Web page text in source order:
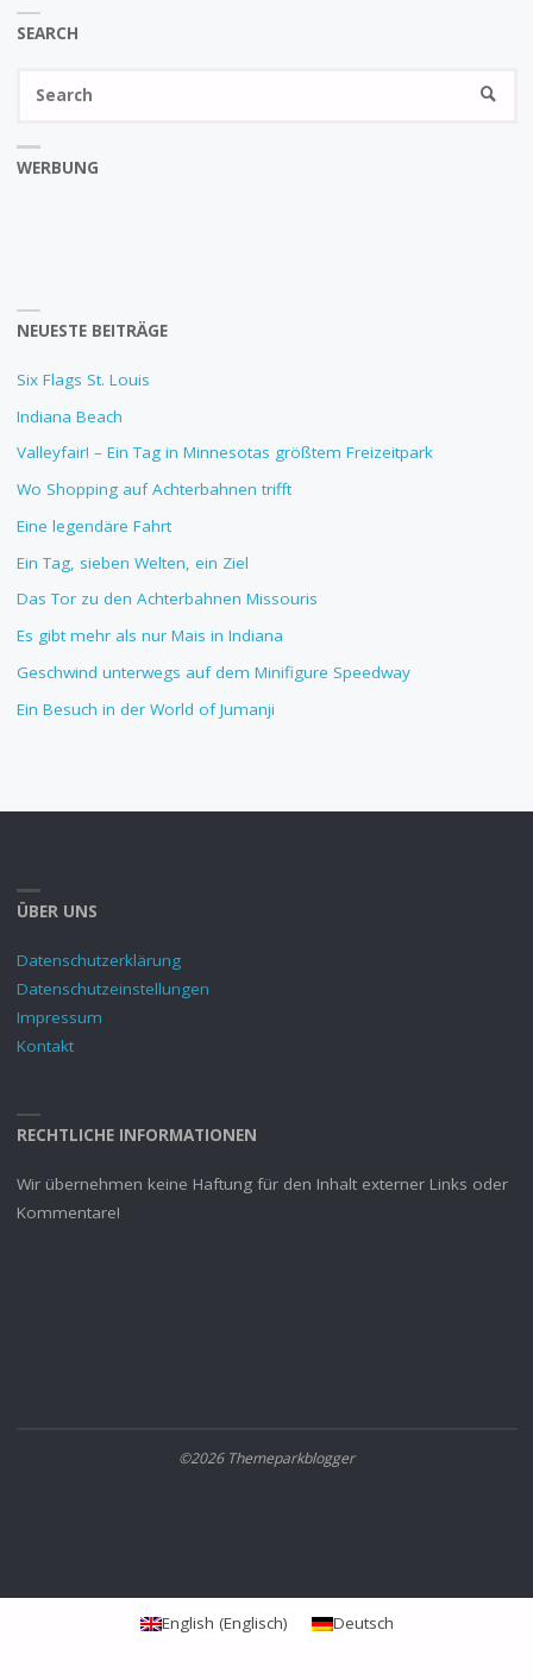
SEARCH
WERBUNG
NEUESTE BEITRÄGE
Six Flags St. Louis
Indiana Beach
Valleyfair! – Ein Tag in Minnesotas größtem Freizeitpark
Wo Shopping auf Achterbahnen trifft
Eine legendäre Fahrt
Ein Tag, sieben Welten, ein Ziel
Das Tor zu den Achterbahnen Missouris
Es gibt mehr als nur Mais in Indiana
Geschwind unterwegs auf dem Minifigure Speedway
Ein Besuch in der World of Jumanji
ÜBER UNS
Datenschutzerklärung
Datenschutzeinstellungen
Impressum
Kontakt
RECHTLICHE INFORMATIONEN
Wir übernehmen keine Haftung für den Inhalt externer Links oder
Kommentare!
©2026 Themeparkblogger
English (Englisch) Deutsch